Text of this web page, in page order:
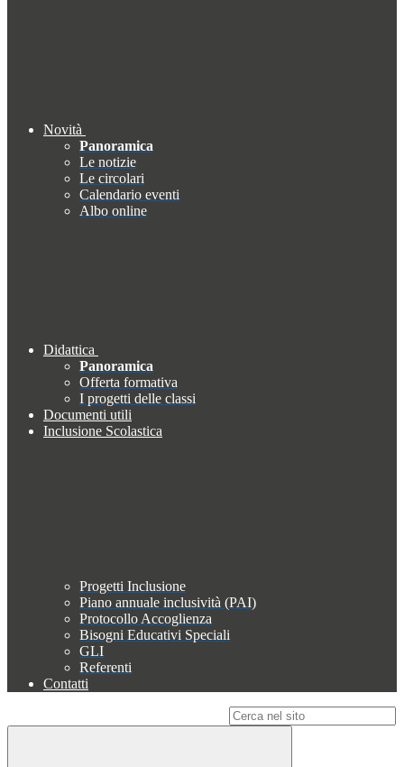
Novità
Panoramica
Le notizie
Le circolari
Calendario eventi
Albo online
Didattica
Panoramica
Offerta formativa
I progetti delle classi
Documenti utili
Inclusione Scolastica
Progetti Inclusione
Piano annuale inclusività (PAI)
Protocollo Accoglienza
Bisogni Educativi Speciali
GLI
Referenti
Contatti